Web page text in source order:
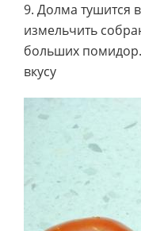
9. Долма тушится
измельчить
больших помидор.
вкусу